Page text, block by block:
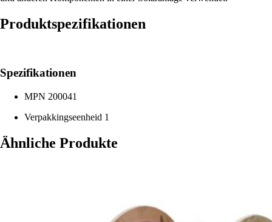
Produktspezifikationen
Spezifikationen
MPN 200041
Verpakkingseenheid 1
Ähnliche Produkte